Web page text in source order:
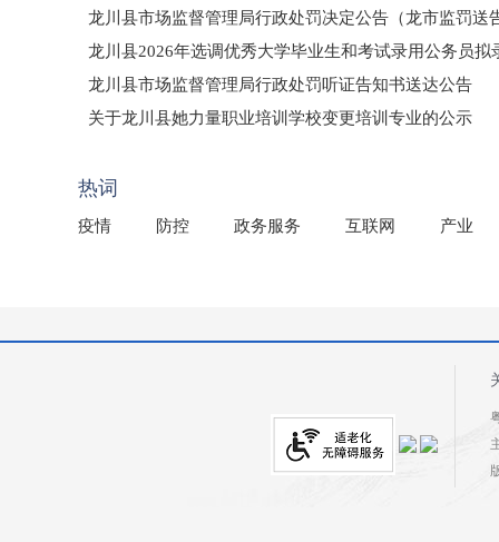
龙川县市场监督管理局行政处罚决定公告（龙市监罚送
龙川县2026年选调优秀大学毕业生和考试录用公务员拟
龙川县市场监督管理局行政处罚听证告知书送达公告
（龙市监罚送告〔2026〕71号）
关于龙川县她力量职业培训学校变更培训专业的公示
热词
疫情 防控 政务服务 互联网 产业